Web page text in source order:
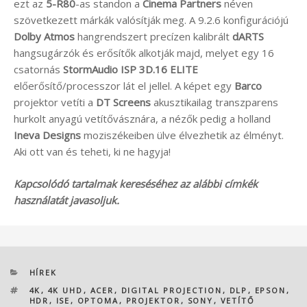
ezt az 5-R80-as standon a Cinema Partners néven
szövetkezett márkák valósítják meg. A 9.2.6 konfigurációjú
Dolby Atmos hangrendszert precízen kalibrált dARTS
hangsugárzók és erősítők alkotják majd, melyet egy 16
csatornás StormAudio ISP 3D.16 ELITE
előerősítő/processzor lát el jellel. A képet egy Barco
projektor vetíti a DT Screens akusztikailag transzparens
hurkolt anyagú vetítővásznára, a nézők pedig a holland
Ineva Designs moziszékeiben ülve élvezhetik az élményt.
Aki ott van és teheti, ki ne hagyja!
Kapcsolódó tartalmak kereséséhez az alábbi címkék
használatát javasoljuk.
KATEGÓRIÁK
HÍREK
CÍMKÉK
4K , 4K UHD , ACER , DIGITAL PROJECTION , DLP , EPSON ,
HDR , ISE , OPTOMA, PROJEKTOR , SONY , VETÍTŐ